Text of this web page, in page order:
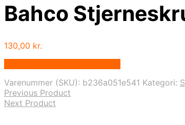
Bahco
130,00 kr.
Varenummer (SKU): b236a051e541 Kategori:
Previous Product
Next Product